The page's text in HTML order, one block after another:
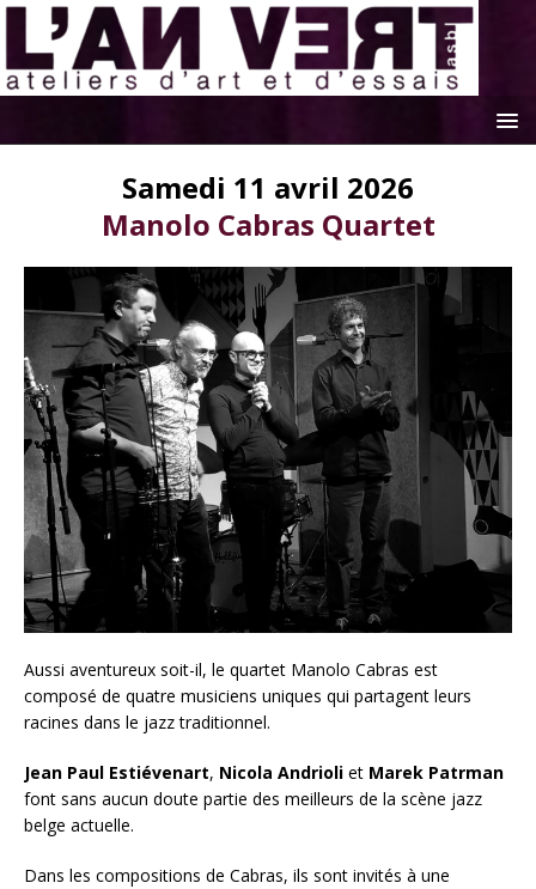
Samedi 11 avril 2026
Manolo Cabras Quartet
Aussi aventureux soit-il, le quartet Manolo Cabras est
composé de quatre musiciens uniques qui partagent leurs
racines dans le jazz traditionnel.
Jean Paul Estiévenart, Nicola Andrioli et Marek Patrman
font sans aucun doute partie des meilleurs de la scène jazz
belge actuelle.
Dans les compositions de Cabras, ils sont invités à une